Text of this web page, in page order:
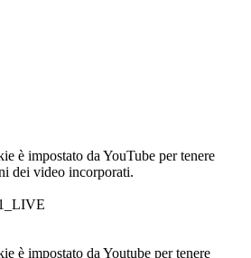
è impostato da YouTube per tenere
dei video incorporati.
è impostato da Youtube per tenere